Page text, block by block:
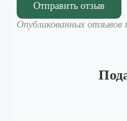
Отправить отзыв
Опубликованных отзывов